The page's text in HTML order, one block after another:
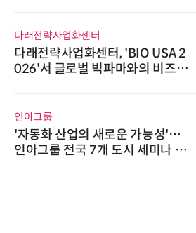
다래전략사업화센터
다래전략사업화센터, 'BIO USA 2
026'서 글로벌 빅파마와의 비즈니
인아그룹
'자동화 산업의 새로운 가능성'…
인아그룹 전국 7개 도시 세미나 페